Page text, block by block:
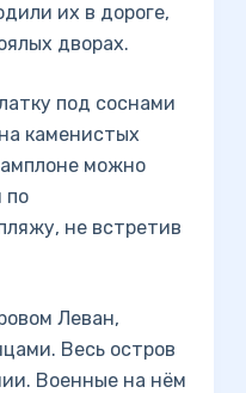
их в дороге,
дворах.
под соснами
каменистых
можно
по
не встретив
Леван,
Весь остров
Военные на нём